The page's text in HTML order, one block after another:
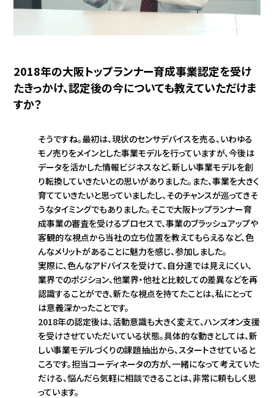
2018年の大阪トップランナー育成事業認定を受け
たきっかけ、認定後の今についても教えていただけま
すか？
そうですね。最初は、現状のセンサデバイスを売る、いわゆる
モノ売りをメインとした事業モデルを行っていますが、今後は
データを活かした情報ビジネスなど、新しい事業モデルを創
り転換していきたいとの思いがありました。また、事業を大きく
育てていきたいと思っていましたし、そのチャンスが巡ってきそ
うなタイミングでもありました。そこで大阪トップランナー育
成事業の審査を受けるプロセスで、事業のブラッシュアップや
客観的な視点から当社の立ち位置を教えてもらえるなど、色
んなメリットがあることに魅力を感じ、参加しました。
実際に、色んなアドバイスを受けて、自分達では見えにくい、
業界でのポジション、他業界・他社と比較しての差異などを再
認識することができ、新たな視点を持てたことは、私にとって
は意義深かったことです。
2018年の認定後は、活動意識も大きく変えて、ハンズオン支援
を受けさせていただいている状態。具体的な動きとしては、新
しい事業モデルづくりの課題抽出から、スタートさせていると
ころです。担当コーディネータの方が、一緒になって考えていた
だける、悩んだら気軽に相談できることは、非常に頼もしく思
っています。